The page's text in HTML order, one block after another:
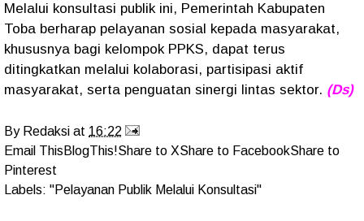
Melalui konsultasi publik ini, Pemerintah Kabupaten
Toba berharap pelayanan sosial kepada masyarakat,
khususnya bagi kelompok PPKS, dapat terus
ditingkatkan melalui kolaborasi, partisipasi aktif
masyarakat, serta penguatan sinergi lintas sektor. (Ds)
By Redaksi at 16:22
Email This BlogThis!Share to XShare to FacebookShare to
Pinterest
Labels: "Pelayanan Publik Melalui Konsultasi"